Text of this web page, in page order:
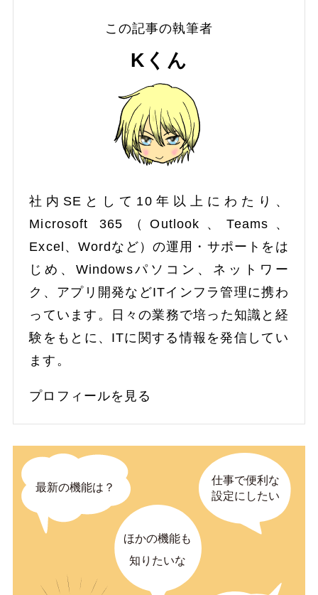
この記事の執筆者
Kくん
社内SEとして10年以上にわたり、
Microsoft 365（Outlook、Teams、
Excel、Wordなど）の運用・サポートをは
じめ、Windowsパソコン、ネットワー
ク、アプリ開発などITインフラ管理に携わ
っています。日々の業務で培った知識と経
験をもとに、ITに関する情報を発信してい
ます。
プロフィールを見る